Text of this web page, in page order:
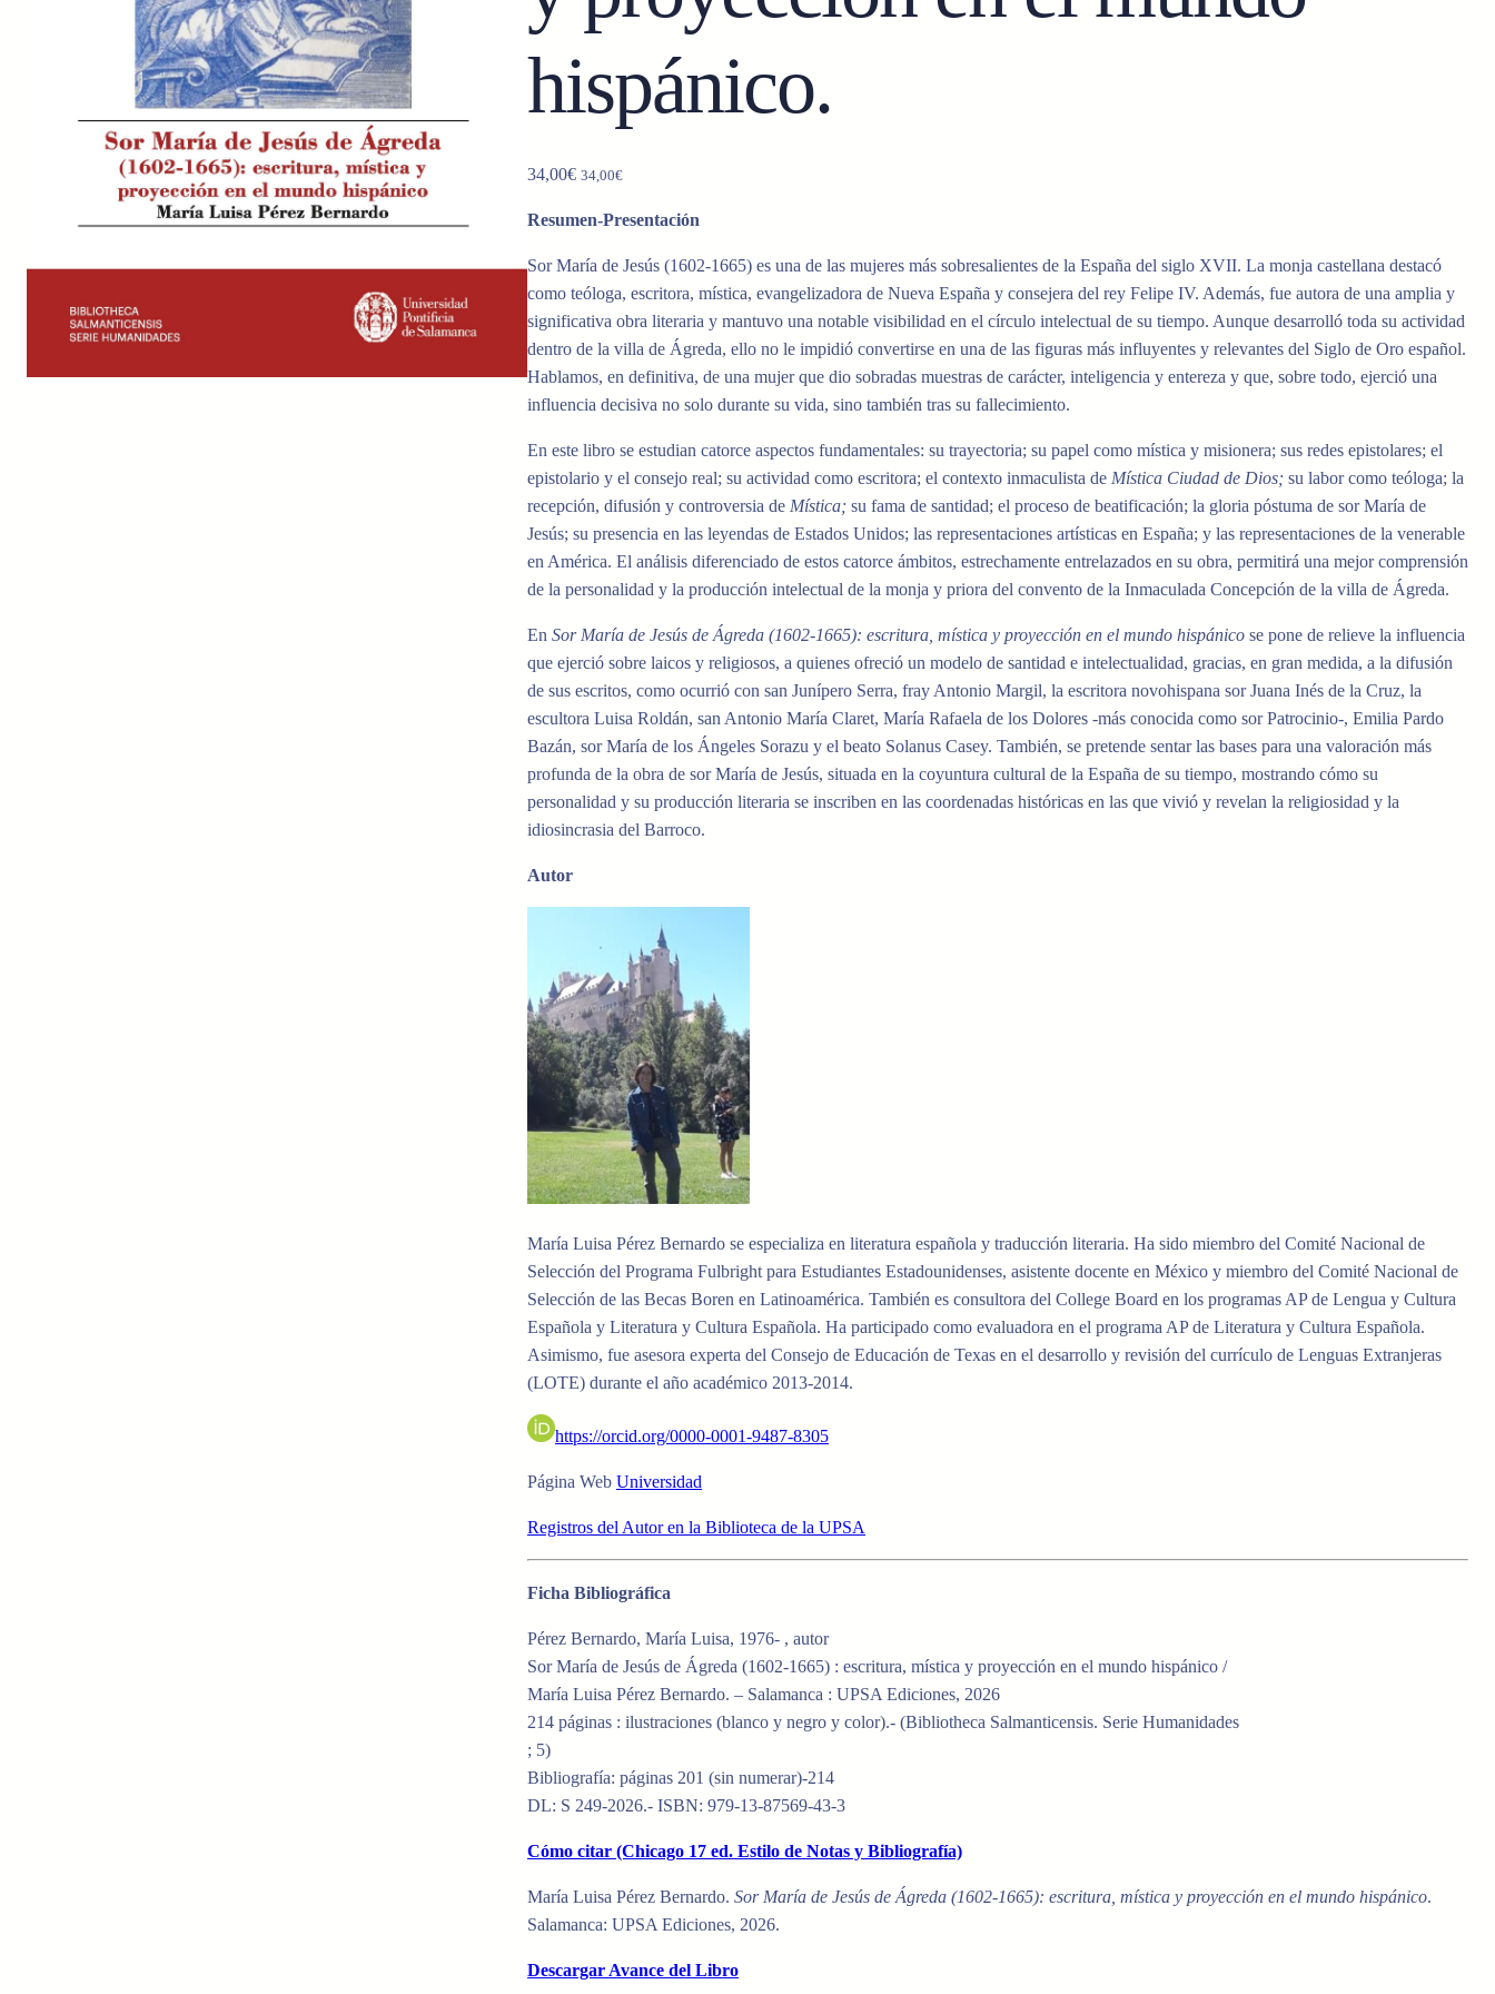
hispánico.
34,00€ 34,00€
Resumen-Presentación
Sor María de Jesús (1602-1665) es una de las mujeres más sobresalientes de la España del siglo XVII. La monja castellana destacó
como teóloga, escritora, mística, evangelizadora de Nueva España y consejera del rey Felipe IV. Además, fue autora de una amplia y
significativa obra literaria y mantuvo una notable visibilidad en el círculo intelectual de su tiempo. Aunque desarrolló toda su actividad
dentro de la villa de Ágreda, ello no le impidió convertirse en una de las figuras más influyentes y relevantes del Siglo de Oro español.
Hablamos, en definitiva, de una mujerque dio sobradas muestras de carácter, inteligencia y entereza y que, sobre todo, ejerció una
influencia decisiva no solo durante su vida, sino también tras su fallecimiento.
En este libro se estudian catorce aspectos fundamentales: su trayectoria; su papel como mística y misionera; sus redes epistolares; el
epistolario y el consejo real; su actividad como escritora; el contexto inmaculista de Mística Ciudad de Dios; su laborcomo teóloga; la
recepción, difusión y controversia de Mística; su fama de santidad; el proceso de beatificación; la gloria póstuma de sor María de
Jesús; su presencia en las leyendas de Estados Unidos; las representaciones artísticas en España; y las representaciones de la venerable
en América. El análisis diferenciado de estos catorce ámbitos, estrechamente entrelazados en su obra, permitirá una mejor comprensión
de la personalidad y la producción intelectual de la monja y priora del convento de la Inmaculada Concepción de la villa de Ágreda.
En Sor María de Jesús de Ágreda (1602-1665): escritura, mística y proyección en el mundo hispánico se pone de relieve la influencia
que ejerció sobre laicos y religiosos, a quienes ofreció un modelo de santidad e intelectualidad, gracias, en gran medida, a la difusión
de sus escritos, como ocurrió con san Junípero Serra, fray Antonio Margil, la escritora novohispana sor Juana Inés de la Cruz, la
escultora Luisa Roldán, san Antonio María Claret, María Rafaela de los Dolores -más conocida como sor Patrocinio-, Emilia Pardo
Bazán, sorMaría de los Ángeles Sorazu y el beato Solanus Casey. También, se pretende sentar las bases para una valoración más
profunda de la obra de sorMaría de Jesús, situada en la coyuntura cultural de la España de su tiempo, mostrando cómo su
personalidad y su producción literaria se inscriben en las coordenadas históricas en las que vivió y revelan la religiosidad y la
idiosincrasia del Barroco.
Autor
María Luisa Pérez Bernardo se especializa en literatura española y traducción literaria. Ha sido miembro del Comité Nacional de
Selección del Programa Fulbright para Estudiantes Estadounidenses, asistente docente en México y miembro del Comité Nacional de
Selección de las Becas Boren en Latinoamérica. También es consultora del College Board en los programas AP de Lengua y Cultura
Española y Literatura y Cultura Española. Ha participado como evaluadora en el programa AP de Literatura y Cultura Española.
Asimismo, fue asesora experta del Consejo de Educación de Texas en el desarrollo y revisión del currículo de Lenguas Extranjeras
(LOTE) durante el año académico 2013-2014.
https://orcid.org/0000-0001-9487-8305
Página Web Universidad
Registros del Autor en la Biblioteca de la UPSA
Ficha Bibliográfica
Pérez Bernardo, María Luisa, 1976- , autor
Sor María de Jesús de Ágreda (1602-1665) : escritura, mística y proyección en el mundo hispánico /
María Luisa Pérez Bernardo. – Salamanca : UPSA Ediciones, 2026
214 páginas : ilustraciones (blanco y negro y color).- (Bibliotheca Salmanticensis. Serie Humanidades
; 5)
Bibliografía: páginas 201 (sin numerar)-214
DL: S 249-2026.- ISBN: 979-13-87569-43-3
Cómo citar (Chicago 17 ed. Estilo de Notas y Bibliografía)
María Luisa Pérez Bernardo. Sor María de Jesús de Ágreda (1602-1665): escritura, mística y proyección en el mundo hispánico.
Salamanca: UPSA Ediciones, 2026.
Descargar Avance del Libro